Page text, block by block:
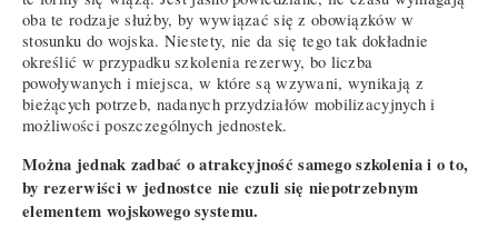
oba te rodzaje służby, by wywiązać się z obowiązków w
stosunku do wojska. Niestety, nie da się tego tak dokładnie
określić w przypadku szkolenia rezerwy, bo liczba
powoływanych i miejsca, w które są wzywani, wynikają z
bieżących potrzeb, nadanych przydziałów mobilizacyjnych i
możliwości poszczególnych jednostek.
Można jednak zadbać o atrakcyjność samego szkolenia i o to,
by rezerwiści w jednostce nie czuli się niepotrzebnym
elementem wojskowego systemu.